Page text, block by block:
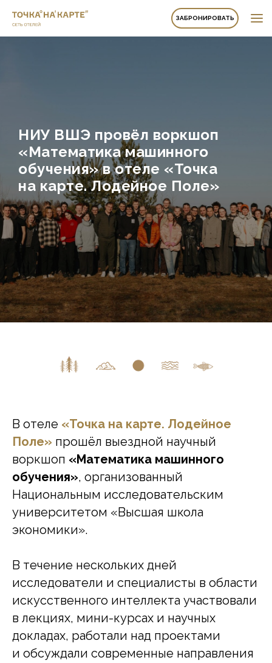
ЗАБРОНИРОВАТЬ
НИУ ВШЭ провёл воркшоп
«Математика машинного
обучения» в отеле «Точка
на карте. Лодейное Поле»
В отеле «Точка на карте. Лодейное
Поле» прошёл выездной научный
воркшоп «Математика машинного
обучения», организованный
Национальным исследовательским
университетом «Высшая школа
экономики».
В течение нескольких дней
исследователи и специалисты в области
искусственного интеллекта участвовали
в лекциях, мини-курсах и научных
докладах, работали над проектами
и обсуждали современные направления